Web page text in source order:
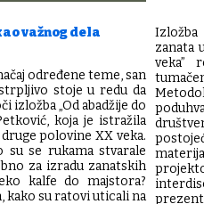
važnog dela
određene teme, san
stoje u redu da
izložba „Od abadžije do
koja je istražila
polovine ХХ veka.
se rukama stvarale
za izradu zanatskih
kalfe do majstora?
kako su ratovi uticali na
Izložba
zanata
veka”